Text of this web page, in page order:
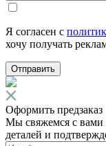
Я согласен с
хочу получать
Отправить
Оформить предзаказ
Мы свяжемся с вами
деталей и